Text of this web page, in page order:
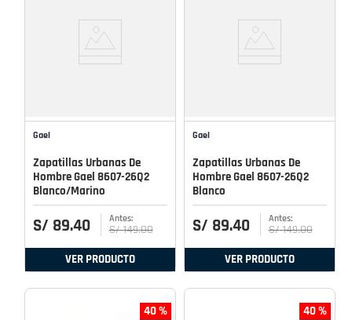
Gael
Zapatillas Urbanas De
Hombre Gael 8607-26Q2
Blanco/Marino
S/ 89.40 S/ 149.00
VER PRODUCTO
Gael
Zapatillas Urbanas De
Hombre Gael 8607-26Q2
Blanco
S/ 89.40 S/ 149.00
VER PRODUCTO
40 % 40 %